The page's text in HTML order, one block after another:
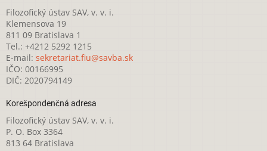
Filozofický ústav SAV, v. v. i.
Klemensova 19
811 09 Bratislava 1
Tel.: +4212 5292 1215
E-mail: sekretariat.fiu@savba.sk
IČO: 00166995
DIČ: 2020794149
Korešpondenčná adresa
Filozofický ústav SAV, v. v. i.
P. O. Box 3364
813 64 Bratislava